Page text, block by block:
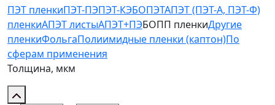
ПЭТ пленкиПЭТ-ПЭПЭТ-КЭБОПЭТАПЭТ (ПЭТ-А, ПЭТ-Ф)
пленкиАПЭТ листыАПЭТ+ПЭБОПП пленкиДругие
пленкиФольгаПолиимидные пленки (каптон)По
сферам применения
Толщина, мкм